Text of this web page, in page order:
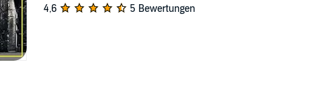
4,6 5 Bewertungen